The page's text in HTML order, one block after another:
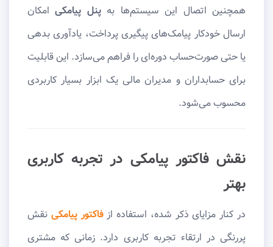
همچنین اتصال این سیستم‌ها بهپنل پیامکیامکان
ارسال خودکار پیامک‌های پیگیری پرداخت، یادآوری بدهی
یا حتی صورت‌حساب دوره‌ای را فراهم می‌سازد. این قابلیت
برای حسابداران و مدیران مالی یک ابزار بسیار کاربردی
محسوب می‌شود.
نقش فاکتور پیامکی در تجربه کاربری
بهتر
در کنار مزایای ذکر شده، استفاده ازفاکتور پیامکی نقش
پررنگی در ارتقاء تجربه کاربری دارد. زمانی که مشتری